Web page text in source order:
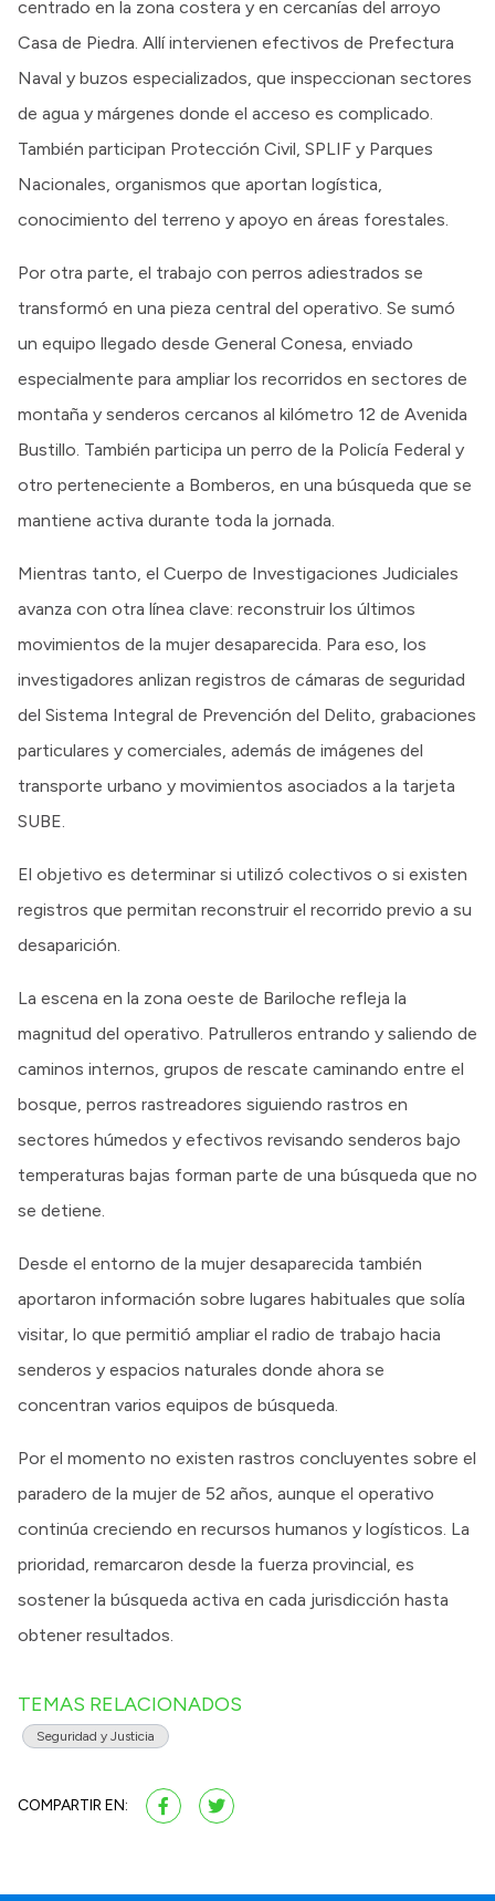
centrado en la zona costera y en cercanías del arroyo
Casa de Piedra. Allí intervienen efectivos de Prefectura
Naval y buzos especializados, que inspeccionan sectores
de agua y márgenes donde el acceso es complicado.
También participan Protección Civil, SPLIF y Parques
Nacionales, organismos que aportan logística,
conocimiento del terreno y apoyo en áreas forestales.
Por otra parte, el trabajo con perros adiestrados se
transformó en una pieza central del operativo. Se sumó
un equipo llegado desde General Conesa, enviado
especialmente para ampliar los recorridos en sectores de
montaña y senderos cercanos al kilómetro 12 de Avenida
Bustillo. También participa un perro de la Policía Federal y
otro perteneciente a Bomberos, en una búsqueda que se
mantiene activa durante toda la jornada.
Mientras tanto, el Cuerpo de Investigaciones Judiciales
avanza con otra línea clave: reconstruir los últimos
movimientos de la mujer desaparecida. Para eso, los
investigadores anlizan registros de cámaras de seguridad
del Sistema Integral de Prevención del Delito, grabaciones
particulares y comerciales, además de imágenes del
transporte urbano y movimientos asociados a la tarjeta
SUBE.
El objetivo es determinar si utilizó colectivos o si existen
registros que permitan reconstruir el recorrido previo a su
desaparición.
La escena en la zona oeste de Bariloche refleja la
magnitud del operativo. Patrulleros entrando y saliendo de
caminos internos, grupos de rescate caminando entre el
bosque, perros rastreadores siguiendo rastros en
sectores húmedos y efectivos revisando senderos bajo
temperaturas bajas forman parte de una búsqueda que no
se detiene.
Desde el entorno de la mujer desaparecida también
aportaron información sobre lugares habituales que solía
visitar, lo que permitió ampliar el radio de trabajo hacia
senderos y espacios naturales donde ahora se
concentran varios equipos de búsqueda.
Por el momento no existen rastros concluyentes sobre el
paradero de la mujer de 52 años, aunque el operativo
continúa creciendo en recursos humanos y logísticos. La
prioridad, remarcaron desde la fuerza provincial, es
sostener la búsqueda activa en cada jurisdicción hasta
obtener resultados.
TEMAS RELACIONADOS
Seguridad y Justicia
COMPARTIR EN: